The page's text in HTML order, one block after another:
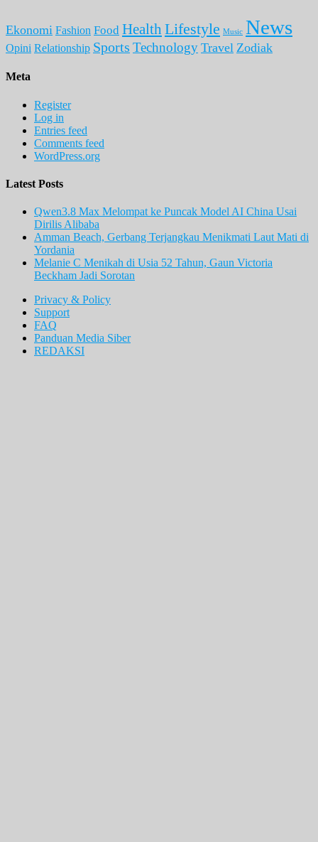
Ekonomi Fashion Food Health Lifestyle Music News
Opini Relationship Sports Technology Travel Zodiak
Meta
Register
Log in
Entries feed
Comments feed
WordPress.org
Latest Posts
Qwen3.8 Max Melompat ke Puncak Model AI China Usai
Dirilis Alibaba
Amman Beach, Gerbang Terjangkau Menikmati Laut Mati di
Yordania
Melanie C Menikah di Usia 52 Tahun, Gaun Victoria
Beckham Jadi Sorotan
Privacy & Policy
Support
FAQ
Panduan Media Siber
REDAKSI